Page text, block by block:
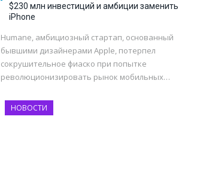
$230 млн инвестиций и амбиции заменить
iPhone
Humane, амбициозный стартап, основанный
бывшими дизайнерами Apple, потерпел
сокрушительное фиаско при попытке
революционизировать рынок мобильных…
НОВОСТИ